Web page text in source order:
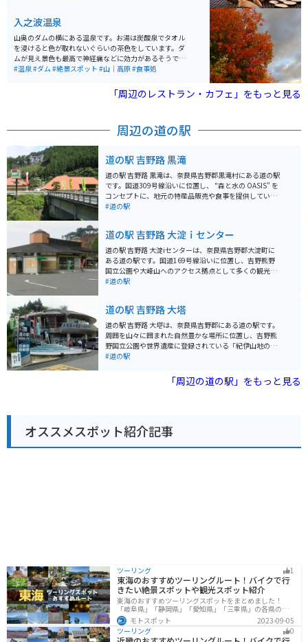
入之波温泉
山奥のダムの横にある温泉です。お湯は炭酸泉でタオル
を浸けると色が取れないぐらいの茶色をしています。ダ
ムが見え景色も最高で神経痛などに効力があるそうで
す。大台ケ原ツーリングの帰り、夕方に寄ると家に着く
く、鴨ロース・鹿刺しが特に絶品で値段もリーズナブル
#温泉#ダム#絶景スポット #山｜高原#食事処
「周辺のレストラン・カフェ」をもっと見る
周辺の道の駅
道の駅 吉野路 黒滝
道の駅 吉野路 黒滝は、奈良県吉野郡黒滝村にある道の駅
です。国道309号線沿いに位置し、 "森と水の OASIS" を
コンセプトに、地元の特産品販売や食事を提供していま
す。 黒滝村は吉野杉の産地として知られており、道の駅
整備された「不動七重滝」など、自然豊かな観光スポッ
トも点在しています。 バイクで訪れる場合、道の駅には
広々とした駐車場が完備されているので安心です。周辺
の国道309号線や県道20号線は、ワインディングロード
としても人気があり、ツーリングにも最適なエリアで
いかがでしょうか。
#道の駅
道の駅 吉野路 大淀ｉセンター
道の駅 吉野路 大淀iセンターは、奈良県吉野郡大淀町に
ある道の駅です。国道169号線沿いに位置し、吉野熊野
国立公園や大峰山へのアクセス拠点として多くの観光客
が訪れます。 施設内には、地元の特産品を販売するショ
葛きりは、ここでしか味わえない逸品です。また、レス
トランでは、地元産の食材を使った郷土料理を楽しむこ
とができます。 バイクツーリングで訪れる場合、道の駅
には広々とした駐車場が完備されているため、安心して
駐車することができます。周辺には、吉野山や熊野古道
大淀iセンターは、観光情報コーナーも併設しており、周
#道の駅
道の駅 吉野路 大塔
道の駅 吉野路 大塔は、奈良県吉野郡にある道の駅です。
周囲を山々に囲まれた自然豊かな場所に位置し、吉野熊
野国立公園や世界遺産に登録されている「紀伊山地の霊
場と参詣道」へのアクセスも良好です。 道の駅には、地
理を提供するレストランがあります。特におすすめは、
吉野地方のブランド牛である「大和牛」を使った料理
で訪れる場合、道の駅には広々とした駐車場が完備され
ているので安心です。周辺には、吉野熊野国立公園の絶
景を望むワインディングロードが続くため、ツーリング
#道の駅
「周辺の道の駅」をもっと見る
オススメスポット紹介記事
ツーリング 1
東海のおすすめツーリングルート！バイクで行
きたい絶景スポットや観光スポット紹介
東海のおすすめツーリングスポットをまとめました！
「岐阜県」「静岡県」「愛知県」「三重県」の各県の観
光地紹介します。自然豊かな山々や湖、温泉地が点在
し、四季折々の景色を楽しめるスポットが多数ありま
す。バイクで東海にツーリングに行く際は参考にしてく
モトスポット
2023-09-05
ツーリング
0